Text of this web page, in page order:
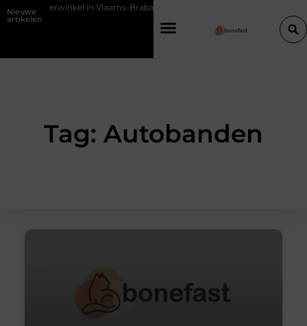
Nieuwe
artikelen
vijverwinkel in Vlaams-Brabant
Tag: Autobanden